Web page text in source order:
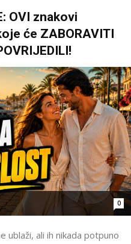
OVI znakovi
će ZABORAVITI
0
ali ih nikada potpuno